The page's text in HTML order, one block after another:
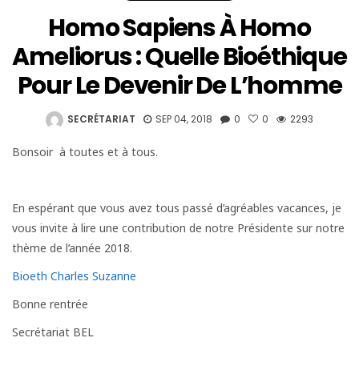
Homo Sapiens À Homo
Ameliorus : Quelle Bioéthique
Pour Le Devenir De L’homme
SECRÉTARIAT SEP 04, 2018 0 0 2293
Bonsoir à toutes et à tous.
En espérant que vous avez tous passé d’agréables vacances, je
vous invite à lire une contribution de notre Présidente sur notre
thème de l’année 2018.
Bioeth Charles Suzanne
Bonne rentrée
Secrétariat BEL